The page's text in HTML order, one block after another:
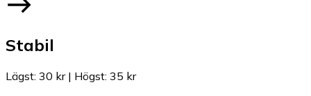
Stabil
Lägst: 30 kr| Högst: 35 kr